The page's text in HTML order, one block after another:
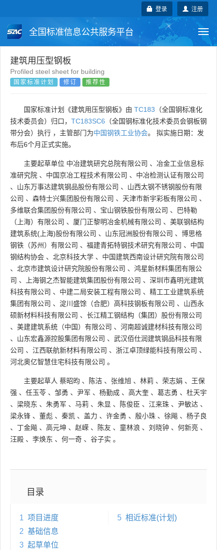
注册
登录
全国标准信息公共服务平台
国家标准
团体标准 企业标准
国外标准 技术委员会
建筑用压型钢板
Profiled steel sheet for building
国家标准计划 修订 推荐性
国家标准计划《建筑用压型钢板》由 TC183 （全国钢标准化
技术委员会）归口， TC183SC6 （全国钢标准化技术委员会钢板钢
带分会）执行 ，主管部门为中国钢铁工业协会。 拟实施日期：发
布后6个月正式实施。
主要起草单位 中冶建筑研究总院有限公司 、 冶金工业信息标
准研究院 、 中国京冶工程技术有限公司 、 中冶检测认证有限公司
、 山东万事达建筑钢品股份有限公司 、 山西太钢不锈钢股份有限
公司 、 森特士兴集团股份有限公司 、 天津市新宇彩板有限公司 、
多维联合集团股份有限公司 、 宝山钢铁股份有限公司 、
巴特勒
（上海）有限公司 、 厦门正黎明冶金机械有限公司 、 美联钢结构
建筑系统(上海)股份有限公司 、 山东冠洲股份有限公司 、 博思格
钢铁（苏州）有限公司 、 福建青拓特钢技术研究有限公司 、 中国
钢结构协会 、 北京科技大学 、 中国建筑西南设计研究院有限公司
、 北京市建筑设计研究院股份有限公司 、 鸿星新材料集团有限公
司 、 上海钢之杰智能建筑集团股份有限公司 、 深圳市鑫明光建筑
科技有限公司 、 中建二局安装工程有限公司 、 精工工业建筑系统
集团有限公司 、 淀川盛馀（合肥）高科技钢板有限公司 、 山西永
硕新材料科技有限公司 、 长江精工钢结构（集团）股份有限公司
、 美建建筑系统（中国）有限公司 、 河南超诚建材科技有限公司
、 山东宏鑫源控股集团有限公司 、 武汉佰仕润建筑钢品科技有限
公司 、 江西联航新材料有限公司 、 浙江卓顶绿能科技有限公司 、
河北奥亿智慧住宅科技有限公司 。
主要起草人 蔡昭昀 、 陈洁 、 张维旭 、 林莉 、 荣志娟 、 王保
强 、 任玉苓 、 邹勇 、 尹军 、 杨勤成 、 高大奎 、 葛志勇 、 杜天宇
、 梁晓东 、 朱勇军 、 马莉 、 朱显 、 陈俊臣 、 江来珠 、 尹敏达 、
梁永锋 、 董彪 、 秦凯 、 盖力 、 许金勇 、 殷小珠 、 徐飚 、 杨子良
、 丁金飚 、 高元坤 、 赵嵘 、 陈友 、 童林浪 、 刘晓钟 、 何新亮 、
汪殿 、 李焕东 、 何一奇 、 谷子实 。
目录
1 项目进度
2 基础信息
3 起草单位
5 相近标准(计划)